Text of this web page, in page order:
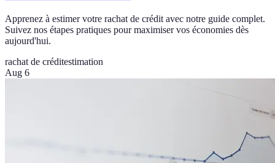
Apprenez à estimer votre rachat de crédit avec notre guide complet.
Suivez nos étapes pratiques pour maximiser vos économies dès
aujourd'hui.
rachat de créditestimation
Aug 6